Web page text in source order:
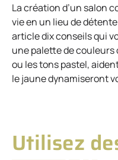
La création d’un salon
vie en un lieu de
article dix conseils qui
une palette de couleurs
ou les tons pastel,
le jaune dynamiseront
Utilisez